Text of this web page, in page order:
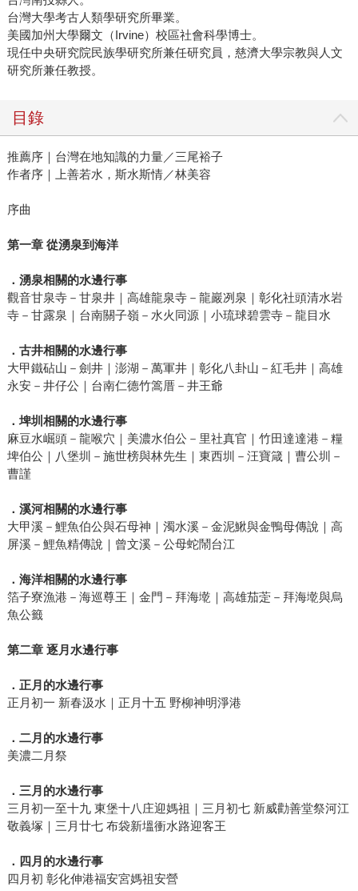
台灣大學考古人類學研究所畢業。
美國加州大學爾文（Irvine）校區社會科學博士。
現任中央研究院民族學研究所兼任研究員，慈濟大學宗教與人文
研究所兼任教授。
目錄
推薦序｜台灣在地知識的力量／三尾裕子
作者序｜上善若水，斯水斯情／林美容
序曲
第一章 從湧泉到海洋
．湧泉相關的水邊行事
觀音甘泉寺－甘泉井｜高雄龍泉寺－龍巖冽泉｜彰化社頭清水岩
寺－甘露泉｜台南關子嶺－水火同源｜小琉球碧雲寺－龍目水
．古井相關的水邊行事
大甲鐵砧山－劍井｜澎湖－萬軍井｜彰化八卦山－紅毛井｜高雄
永安－井仔公｜台南仁德竹篙厝－井王爺
．埤圳相關的水邊行事
麻豆水崛頭－龍喉穴｜美濃水伯公－里社真官｜竹田達達港－糧
埤伯公｜八堡圳－施世榜與林先生｜東西圳－汪寶箴｜曹公圳－
曹謹
．溪河相關的水邊行事
大甲溪－鯉魚伯公與石母神｜濁水溪－金泥鰍與金鴨母傳說｜高
屏溪－鯉魚精傳說｜曾文溪－公母蛇鬧台江
．海洋相關的水邊行事
箔子寮漁港－海巡尊王｜金門－拜海墘｜高雄茄萣－拜海墘與烏
魚公籤
第二章 逐月水邊行事
．正月的水邊行事
正月初一 新春汲水｜正月十五 野柳神明淨港
．二月的水邊行事
美濃二月祭
．三月的水邊行事
三月初一至十九 東堡十八庄迎媽祖｜三月初七 新威勸善堂祭河江
敬義塚｜三月廿七 布袋新塭衝水路迎客王
．四月的水邊行事
四月初 彰化伸港福安宮媽祖安營